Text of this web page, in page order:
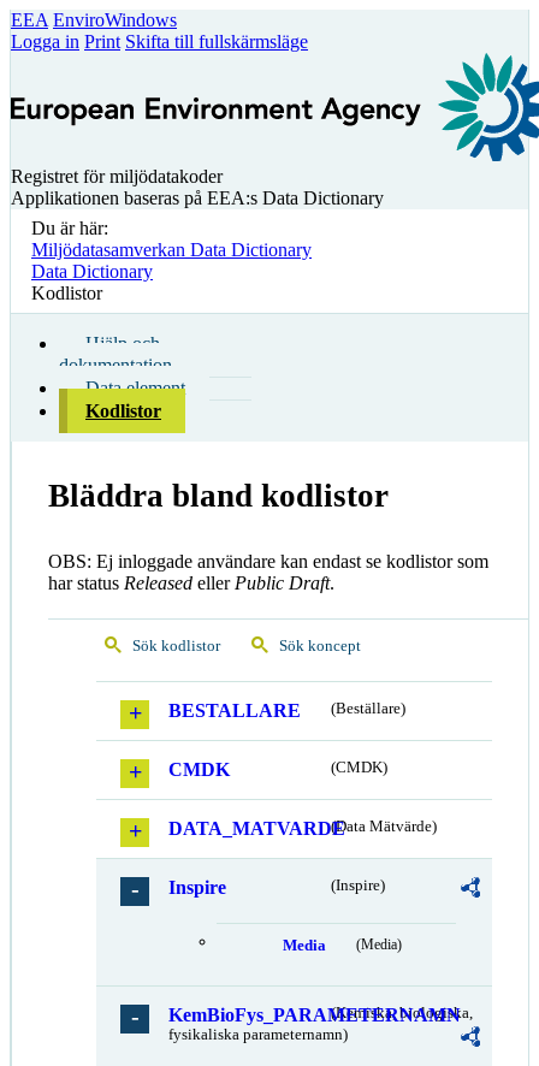
EEA EnviroWindows
Logga in Print Skifta till fullskärmsläge
Registret för miljödatakoder
Applikationen baseras på EEA:s Data Dictionary
Du är här:
Miljödatasamverkan Data Dictionary
Data Dictionary
Kodlistor
Hjälp och
dokumentation
Data element
Kodlistor
Bläddra bland kodlistor
OBS: Ej inloggade användare kan endast se kodlistor som
har status Released eller Public Draft.
Sök kodlistor Sök koncept
BESTALLARE (Beställare)
CMDK (CMDK)
DATA_MATVARDE(Data Mätvärde)
Inspire (Inspire)
Media (Media)
KemBioFys_PARAMETERNAMN
(Kemiska, biologiska,
fysikaliska parameternamn)